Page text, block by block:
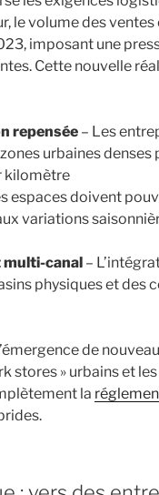
le volume des ventes
imposant une
Cette nouvelle
repensée – Les
urbaines denses
kilomètre
espaces doivent
variations
multi-canal –
physiques et des
de
stores » urbains et
la